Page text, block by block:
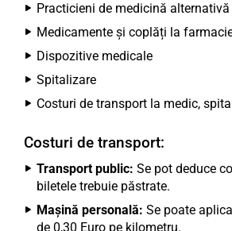
Practicieni de medicină
Medicamente și coplăți la
Dispozitive medicale
Spitalizare
Costuri de transport la medic,
Costuri de transport:
Transport public: Se pot deduce
biletele trebuie păstrate.
Mașină personală: Se poate
de 0,30 Euro pe kilometru.